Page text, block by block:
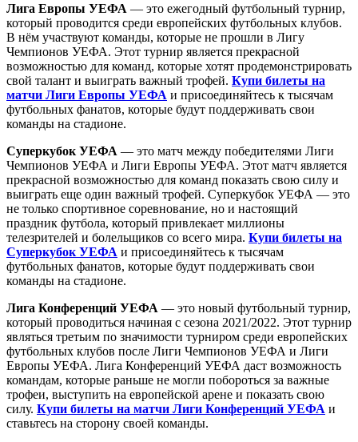
Лига Европы УЕФА — это ежегодный футбольный турнир,
который проводится среди европейских футбольных клубов.
В нём участвуют команды, которые не прошли в Лигу
Чемпионов УЕФА. Этот турнир является прекрасной
возможностью для команд, которые хотят продемонстрировать
свой талант и выиграть важный трофей. Купи билеты на
матчи Лиги Европы УЕФА и присоединяйтесь к тысячам
футбольных фанатов, которые будут поддерживать свои
команды на стадионе.
Суперкубок УЕФА — это матч между победителями Лиги
Чемпионов УЕФА и Лиги Европы УЕФА. Этот матч является
прекрасной возможностью для команд показать свою силу и
выиграть еще один важный трофей. Суперкубок УЕФА — это
не только спортивное соревнование, но и настоящий
праздник футбола, который привлекает миллионы
телезрителей и болельщиков со всего мира. Купи билеты на
Суперкубок УЕФА и присоединяйтесь к тысячам
футбольных фанатов, которые будут поддерживать свои
команды на стадионе.
Лига Конференций УЕФА — это новый футбольный турнир,
который проводиться начиная с сезона 2021/2022. Этот турнир
являться третьим по значимости турниром среди европейских
футбольных клубов после Лиги Чемпионов УЕФА и Лиги
Европы УЕФА. Лига Конференций УЕФА даст возможность
командам, которые раньше не могли побороться за важные
трофеи, выступить на европейской арене и показать свою
силу. Купи билеты на матчи Лиги Конференций УЕФА и
ставьтесь на сторону своей команды.